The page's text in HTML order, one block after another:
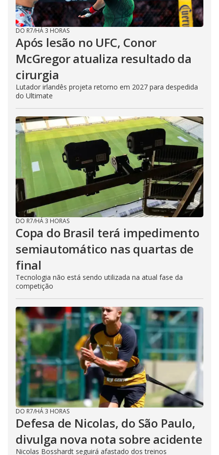
DO R7/HÁ 3 HORAS
Após lesão no UFC, Conor
McGregor atualiza resultado da
cirurgia
Lutador irlandês projeta retorno em 2027 para despedida
do Ultimate
DO R7/HÁ 3 HORAS
Copa do Brasil terá impedimento
semiautomático nas quartas de
final
Tecnologia não está sendo utilizada na atual fase da
competição
DO R7/HÁ 3 HORAS
Defesa de Nicolas, do São Paulo,
divulga nova nota sobre acidente
Nicolas Bosshardt seguirá afastado dos treinos